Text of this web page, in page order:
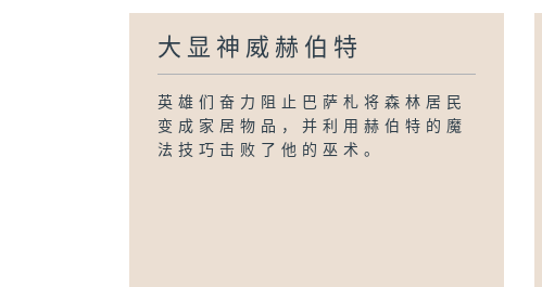
大显神威赫伯特
英雄们奋力阻止巴萨札将森林居民
变成家居物品，并利用赫伯特的魔
法技巧击败了他的巫术。